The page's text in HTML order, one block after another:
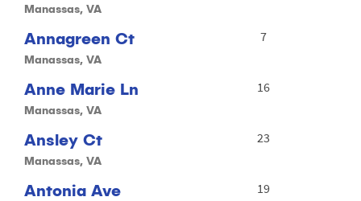
Manassas, VA
Annagreen Ct
Manassas, VA
7
Anne Marie Ln
Manassas, VA
16
Ansley Ct
Manassas, VA
23
Antonia Ave 19